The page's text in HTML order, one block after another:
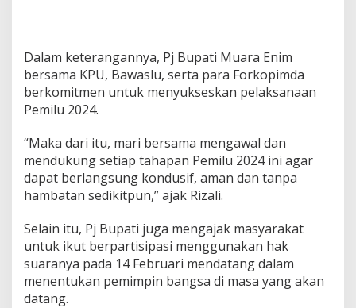
a
L
o
t
i
k
P
e
l
u
2
Dalam keterangannya, Pj Bupati Muara Enim
bersama KPU, Bawaslu, serta para Forkopimda
berkomitmen untuk menyukseskan pelaksanaan
Pemilu 2024.
“Maka dari itu, mari bersama mengawal dan
mendukung setiap tahapan Pemilu 2024 ini agar
dapat berlangsung kondusif, aman dan tanpa
hambatan sedikitpun,” ajak Rizali.
Selain itu, Pj Bupati juga mengajak masyarakat
untuk ikut berpartisipasi menggunakan hak
suaranya pada 14 Februari mendatang dalam
menentukan pemimpin bangsa di masa yang akan
datang.